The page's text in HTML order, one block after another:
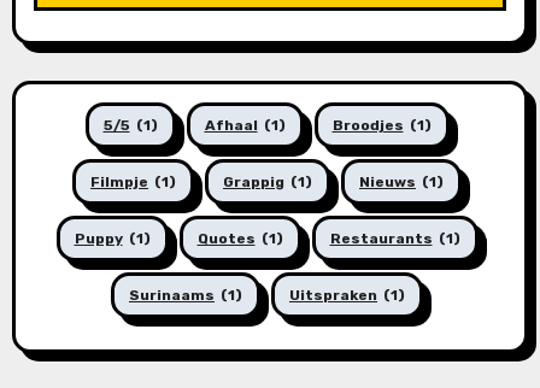
5/5 (1) Afhaal (1) Broodjes (1)
Filmpje (1) Grappig (1) Nieuws (1)
Puppy (1) Quotes (1) Restaurants (1)
Surinaams (1) Uitspraken (1)